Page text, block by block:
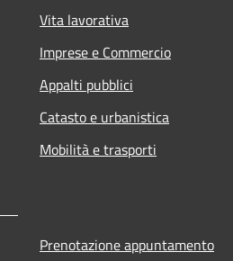
Vita lavorativa
Imprese e Commercio
Appalti pubblici
Catasto e urbanistica
Mobilità e trasporti
Prenotazione appuntamento